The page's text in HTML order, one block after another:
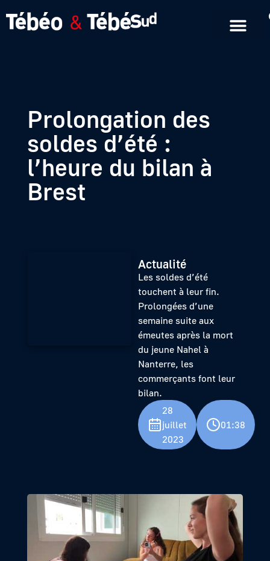
Prolongation des
soldes d’été :
l’heure du bilan à
Brest
Actualité
Les soldes d’été
touchent à leur fin.
Prolongées d’une
semaine suite aux
émeutes après la mort
du jeune Nahel à
Nanterre, les
commerçants font leur
bilan.
28
juillet
2023
01:38